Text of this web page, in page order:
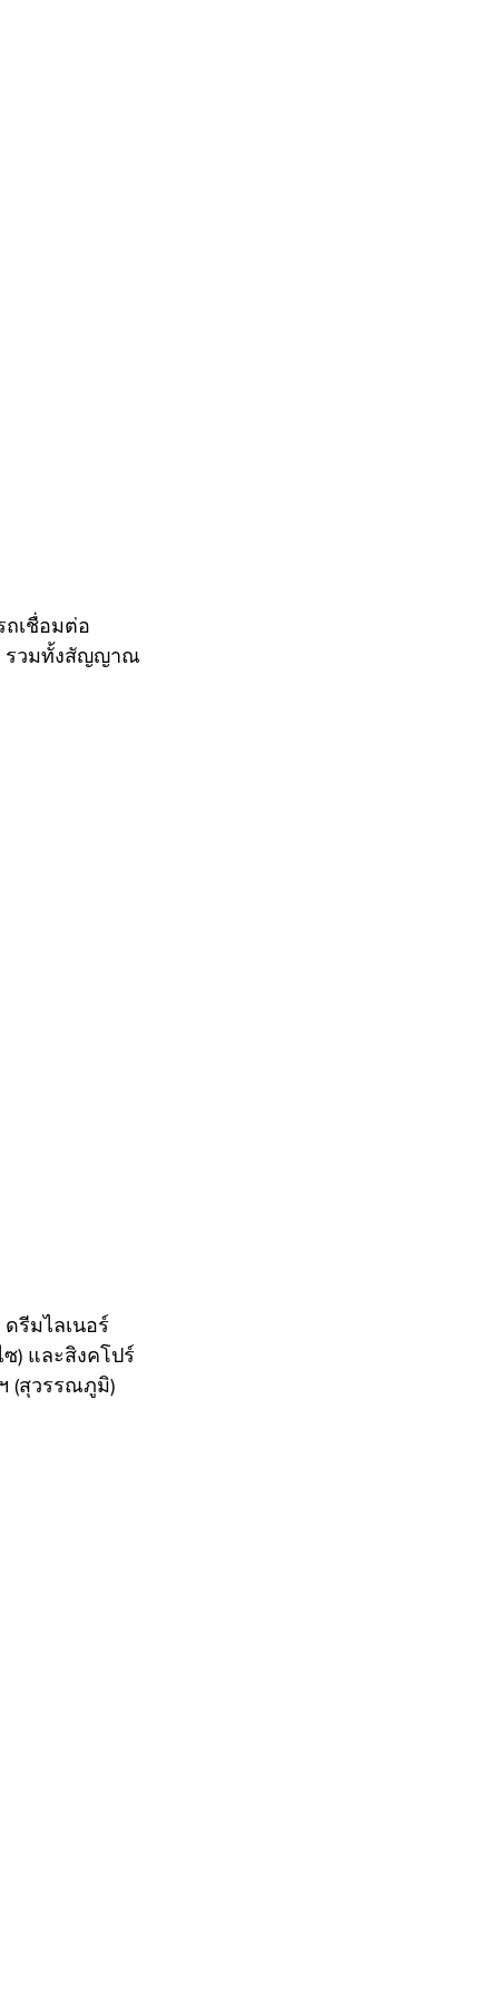
ถเชื่อมต่อ
รวมทั้งสัญญาณ
รีมไลเนอร์
) และสิงคโปร์
(สุวรรณภูมิ)